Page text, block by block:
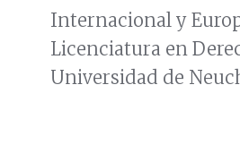
Internacional y
Licenciatura en
Universidad de